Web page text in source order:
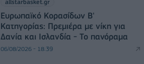
allstarbasket.gr
Ευρωπαϊκό Κορασίδων Β'
Κατηγορίας: Πρεμιέρα με νίκη για
Δανία και Ισλανδία - Το πανόραμα
06/08/2026 - 18:39